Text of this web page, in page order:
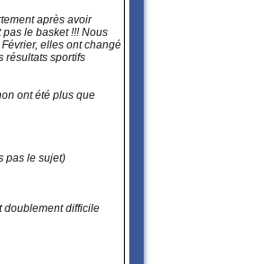
après avoir
pas le basket !!! Nous
elles ont changé
résultats sportifs
ont été plus que
pas le sujet)
doublement difficile